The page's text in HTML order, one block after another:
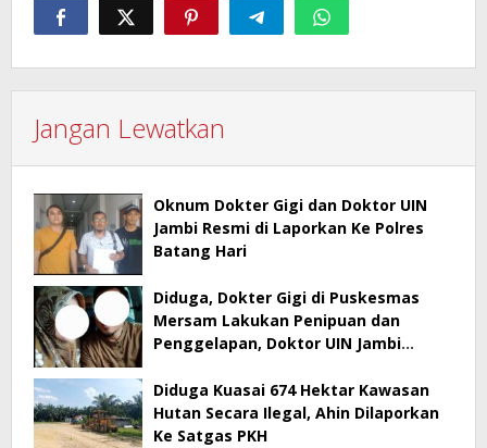
Jangan Lewatkan
Oknum Dokter Gigi dan Doktor UIN
Jambi Resmi di Laporkan Ke Polres
Batang Hari
Diduga, Dokter Gigi di Puskesmas
Mersam Lakukan Penipuan dan
Penggelapan, Doktor UIN Jambi
Diduga Kuasai 674 Hektar Kawasan
Hutan Secara Ilegal, Ahin Dilaporkan
Ke Satgas PKH